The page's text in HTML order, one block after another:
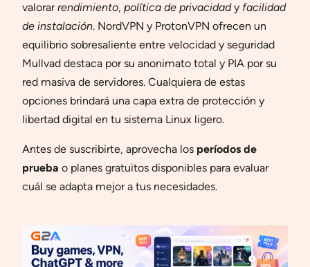
valorarrendimiento, política de privacidady facilidad
de instalación. NordVPN y ProtonVPN ofrecen un
equilibrio sobresaliente entre velocidad y seguridad
Mullvad destaca por su anonimato total y PIA por su
red masiva de servidores. Cualquiera de estas
opciones brindará una capa extra de protección y
libertad digital en tu sistema Linux ligero.
Antes de suscribirte, aprovecha los períodos de
prueba o planes gratuitos disponibles para evaluar
cuál se adapta mejor a tus necesidades.